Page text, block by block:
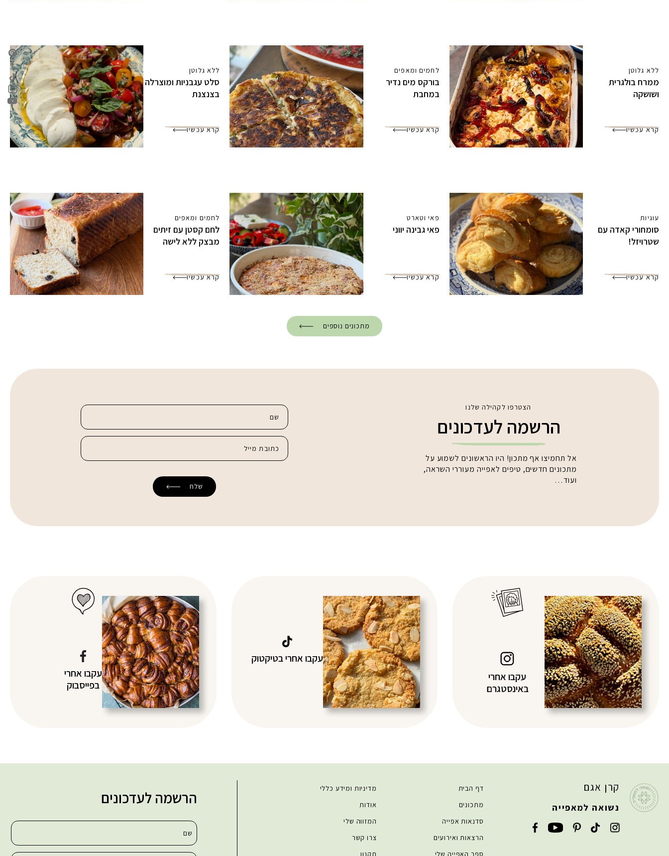
ללא גלוטן
ממרח בולגרית
ושושקה
קרא עכשיו
לחמים ומאפים
בורקס מים נדיר
במחבת
קרא עכשיו
ללא גלוטן
סלט עגבניות ומוצרלה
בצנצנת
קרא עכשיו
עוגיות
סומחורי קאדה עם
שטרויזל!
קרא עכשיו
פאי וטארט
פאי גבינה יווני
קרא עכשיו
לחמים ומאפים
לחם קסטן עם זיתים
מבצק ללא לישה
קרא עכשיו
מתכונים נוספים
הצטרפו לקהילה שלנו
הרשמה לעדכונים
אל תחמיצו אף מתכון! היו הראשונים לשמוע על
מתכונים חדשים, טיפים לאפייה מעוררי השראה,
ועוד…
עקבו אחרי
באינסטגרם
עקבו אחרי בטיקטוק
עקבו אחרי
בפייסבוק
קרן אגם
נשואה למאפייה
דף הבית
מתכונים
סדנאות אפייה
הרצאות ואירועים
ספר האפייה שלי
מדיניות ומידע כללי
אודות
המזווה שלי
צרו קשר
תקנון
הרשמה לעדכונים